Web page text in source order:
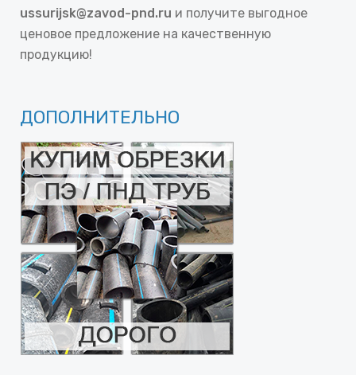
ussurijsk@zavod-pnd.ru и получите выгодное
ценовое предложение на качественную
продукцию!
ДОПОЛНИТЕЛЬНО